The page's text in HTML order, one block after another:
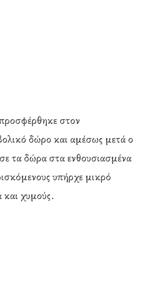
στον
δώρο και αμέσως μετά ο
τα δώρα στα ενθουσιασμένα
υπήρχε μικρό
χυμούς.